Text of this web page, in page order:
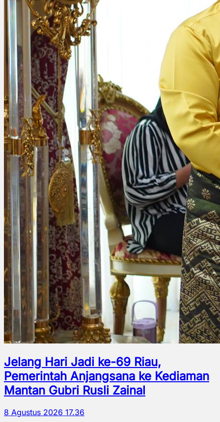
Jelang Hari Jadi ke-69 Riau,
Pemerintah Anjangsana ke Kediaman
Mantan Gubri Rusli Zainal
8 Agustus 2026 17.36